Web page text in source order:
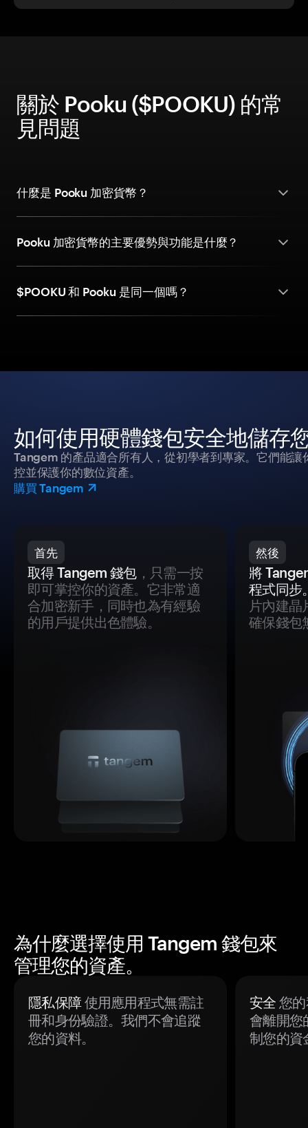
關於 Pooku ($POOKU) 的常
見問題
什麼是 Pooku 加密貨幣？
Pooku 加密貨幣的主要優勢與功能是什麼？
$POOKU 和 Pooku 是同一個嗎？
如何使用硬體錢包安全地儲存
Tangem 的產品適合所有人，從初學者到專家。它們能
控並保護你的數位資產。
購買 Tangem
首先
取得 Tangem 錢包，只需一按
即可掌控你的資產。它非常適
合加密新手，同時也為有經驗
的用戶提供出色體驗。
然後
將
程式同步
片內建晶
確保錢包
為什麼選擇使用 Tangem 錢包來
管理您的資產。
隱私保障使用應用程式無需註
冊和身份驗證。我們不會追蹤
您的資料。
安全 您
會離開您
制您的資